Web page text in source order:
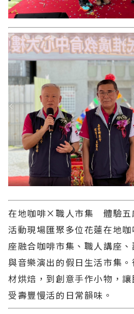
在地咖啡×職人市集 體驗五
活動現場匯聚多位花蓮在地
座融合咖啡市集、職人講座
與音樂演出的假日生活市集
材烘焙，到創意手作小物，
受壽豐慢活的日常韻味。